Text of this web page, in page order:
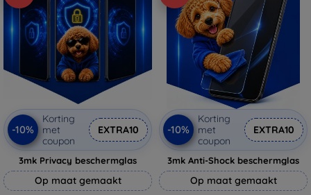
-10%
Korting
met
coupon
EXTRA10
3mk Privacy beschermglas
Op maat gemaakt
-10%
Korting
met
coupon
EXTRA10
3mk Anti-Shock beschermglas
Op maat gemaakt